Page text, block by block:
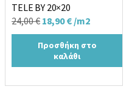
TELE BY 20×20
24,00€ Original
price
was:
18,90€Η
τρέχουσα
τιμή
/m2
Προσθήκη στο
καλάθι